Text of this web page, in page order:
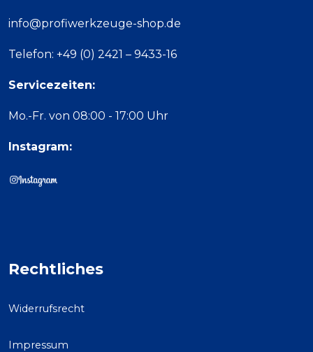
info@profiwerkzeuge-shop.de
Telefon: +49 (0) 2421 – 9433-16
Servicezeiten:
Mo.-Fr. von 08:00 - 17:00 Uhr
Instagram:
Rechtliches
Widerrufsrecht
Impressum